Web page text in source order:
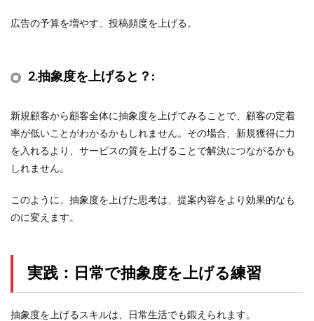
広告の予算を増やす、投稿頻度を上げる。
2.抽象度を上げると？ :
新規顧客から顧客全体に抽象度を上げてみることで、顧客の定着
率が低いことがわかるかもしれません。その場合、新規獲得に力
を入れるより、サービスの質を上げることで解決につながるかも
しれません。
このように、抽象度を上げた思考は、提案内容をより効果的なも
のに変えます。
実践：日常で抽象度を上げる練習
抽象度を上げるスキルは、日常生活でも鍛えられます。